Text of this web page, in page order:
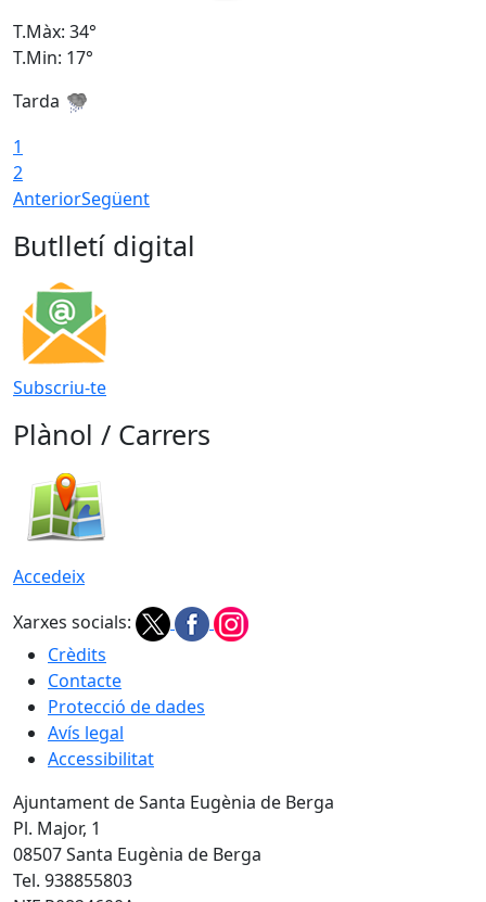
T.Màx: 34°
T.Min: 17°
Tarda
1
2
AnteriorSegüent
Butlletí digital
Subscriu-te
Plànol / Carrers
Accedeix
Xarxes socials:
Crèdits
Contacte
Protecció de dades
Avís legal
Accessibilitat
Ajuntament de Santa Eugènia de Berga
Pl. Major, 1
08507 Santa Eugènia de Berga
Tel. 938855803